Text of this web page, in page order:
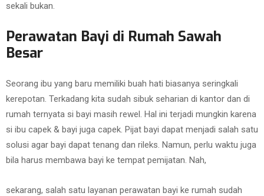
sekali bukan.
Perawatan Bayi di Rumah Sawah
Besar
Seorang ibu yang baru memiliki buah hati biasanya seringkali
kerepotan. Terkadang kita sudah sibuk seharian di kantor dan di
rumah ternyata si bayi masih rewel. Hal ini terjadi mungkin karena
si ibu capek & bayi juga capek. Pijat bayi dapat menjadi salah satu
solusi agar bayi dapat tenang dan rileks. Namun, perlu waktu juga
bila harus membawa bayi ke tempat pemijatan. Nah,
sekarang, salah satu layanan perawatan bayi ke rumah sudah